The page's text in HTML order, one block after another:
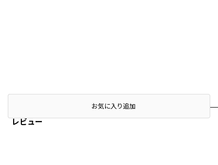
レビュー
店頭在庫を確認するお気に入り追加